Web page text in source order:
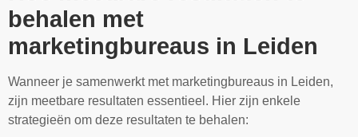
behalen met
marketingbureaus in Leiden
Wanneer je samenwerkt met marketingbureaus in Leiden,
zijn meetbare resultaten essentieel. Hier zijn enkele
strategieën om deze resultaten te behalen: